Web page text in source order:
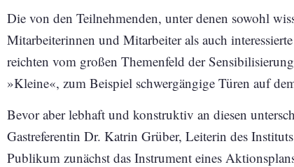
Die von den Teilnehmenden, unter denen sowohl
Mitarbeiterinnen und Mitarbeiter als auch
reichten vom großen Themenfeld der
»Kleine«, zum Beispiel schwergängige Türen auf
Bevor aber lebhaft und konstruktiv an diesen
Gastreferentin Dr. Katrin Grüber, Leiterin des
Publikum zunächst das Instrument eines